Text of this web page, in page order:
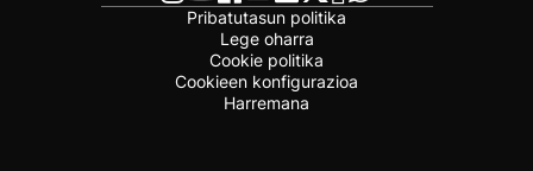
Pribatutasun politika
Lege oharra
Cookie politika
Cookieen konfigurazioa
Harremana